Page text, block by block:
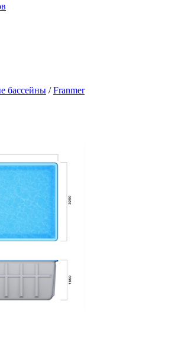
бассейны /Franmer